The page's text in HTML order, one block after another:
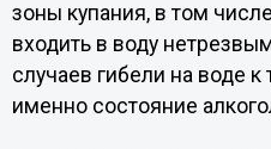
зоны купания, в том
входить в воду
случаев гибели на воде к
именно состояние